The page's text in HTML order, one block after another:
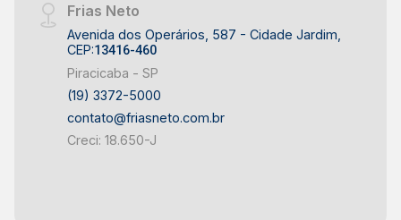
Frias Neto
Avenida dos Operários, 587 - Cidade Jardim,
CEP:13416-460
Piracicaba - SP
(19) 3372-5000
contato@friasneto.com.br
Creci: 18.650-J